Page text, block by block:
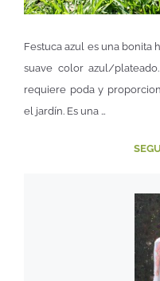
Festuca azul es una bonita
suave color azul/
requiere poda y
el jardín. Es una …